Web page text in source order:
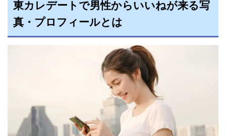
東カレデートで男性からいいねが来る写
真・プロフィールとは